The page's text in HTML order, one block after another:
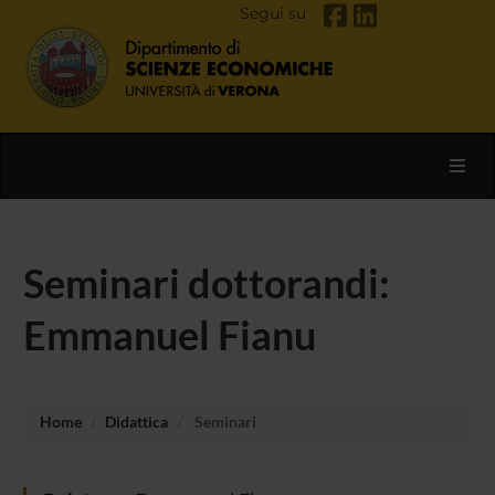
Segui su
Seminari dottorandi:
Emmanuel Fianu
Home Didattica Seminari